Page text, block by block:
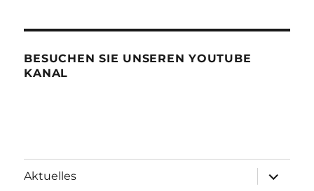
BESUCHEN SIE UNSEREN YOUTUBE
KANAL
Aktuelles
öffnen